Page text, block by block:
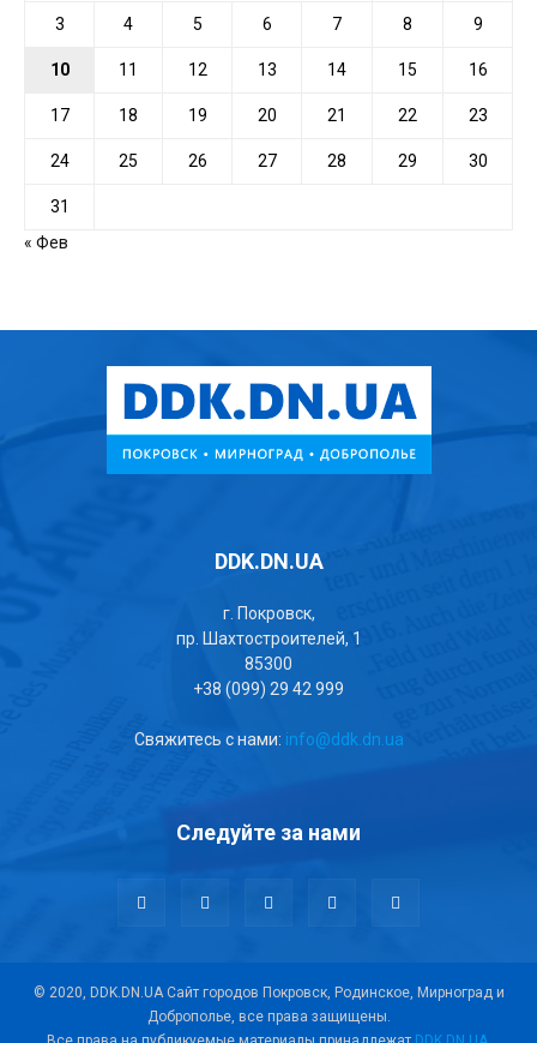
3 4 5 6 7 8 9
10 11 12 13 14 15 16
17 18 19 20 21 22 23
24 25 26 27 28 29 30
31
« Фев
DDK.DN.UA
г. Покровск,
пр. Шахтостроителей, 1
85300
+38 (099) 29 42 999
Свяжитесь с нами: info@ddk.dn.ua
Следуйте за нами
© 2020, DDK.DN.UA Сайт городов Покровск, Родинское, Мирноград и
Доброполье, все права защищены.